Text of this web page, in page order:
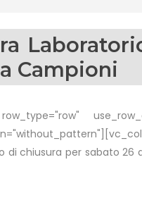
Campioni
di chiusura per sabato 26